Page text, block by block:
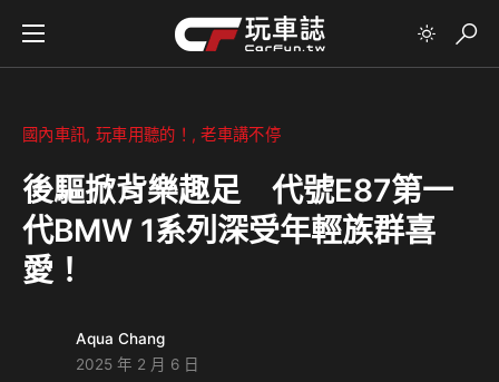
國內車訊 玩車用聽的！ 老車講不停
後驅掀背樂趣足 代號E87第一
代BMW 1系列深受年輕族群喜
愛！
Aqua Chang
2025 年 2 月 6 日